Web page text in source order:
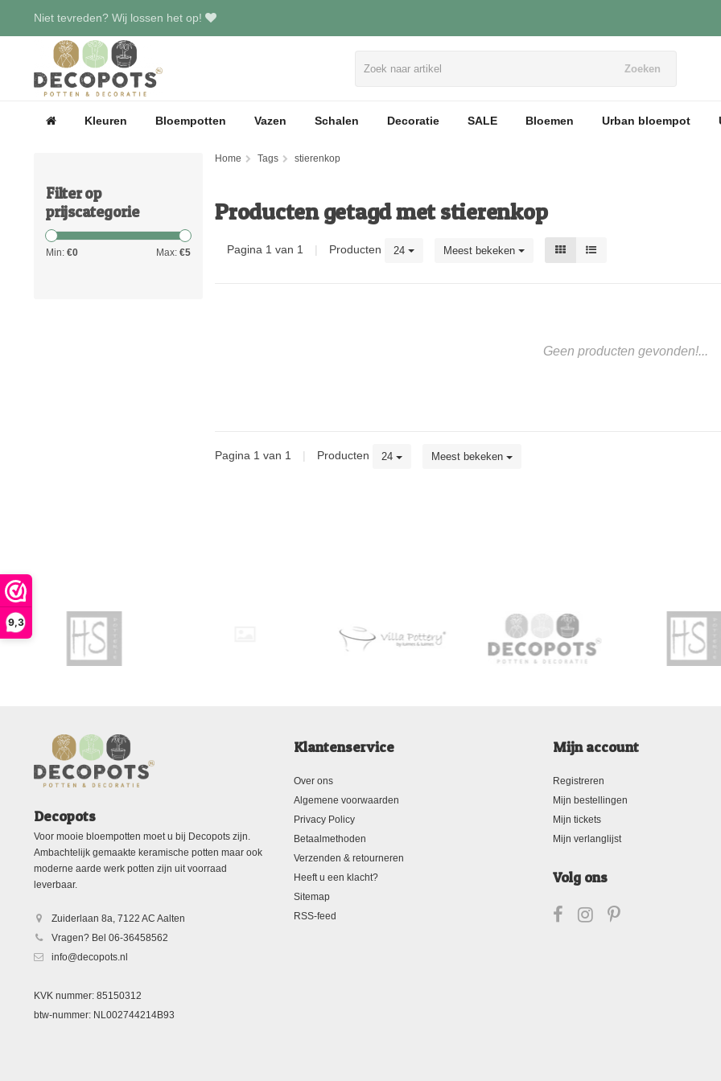
9,3
Niet tevreden? Wij lossen het op!
Zoeken
Kleuren Bloempotten Vazen Schalen Decoratie SALE Bloemen Urban bloempot
Filter op
prijscategorie
Min: €0 Max: €5
Home Tags stierenkop
Producten getagd met stierenkop
Pagina 1 van 1 | Producten 24 Meest bekeken
Geen producten gevonden!...
Pagina 1 van 1 | Producten 24 Meest bekeken
Decopots
Voor mooie bloempotten moet u bij Decopots zijn.
Ambachtelijk gemaakte keramische potten maar ook
moderne aarde werk potten zijn uit voorraad
leverbaar.
Zuiderlaan 8a, 7122 AC Aalten
Vragen? Bel 06-36458562
info@decopots.nl
KVK nummer: 85150312
btw-nummer: NL002744214B93
Klantenservice
Over ons
Algemene voorwaarden
Privacy Policy
Betaalmethoden
Verzenden & retourneren
Heeft u een klacht?
Sitemap
RSS-feed
Mijn account
Registreren
Mijn bestellingen
Mijn tickets
Mijn verlanglijst
Volg ons